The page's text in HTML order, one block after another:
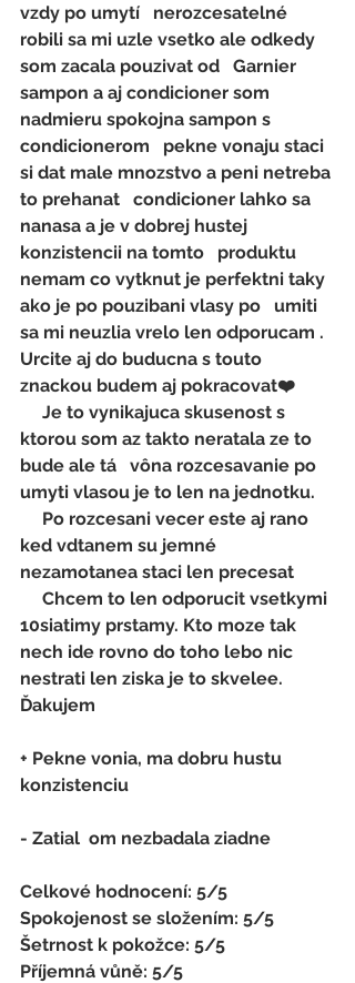
vzdy po umytí   nerozcesatelné
robili sa mi uzle vsetko ale odkedy
som zacala pouzivat od   Garnier
sampon a aj condicioner som
nadmieru spokojna sampon s
condicionerom   pekne vonaju staci
si dat male mnozstvo a peni netreba
to prehanat   condicioner lahko sa
nanasa a je v dobrej hustej
konzistencii na tomto   produktu
nemam co vytknut je perfektni taky
ako je po pouzibani vlasy po   umiti
sa mi neuzlia vrelo len odporucam .
Urcite aj do buducna s touto
znackou budem aj pokracovat❤️
ktorou som az takto neratala ze to
bude ale tá   vôna rozcesavanie po
umyti vlasou je to len na jednotku.
ked vdtanem su jemné
nezamotanea staci len precesat
10siatimy prstamy. Kto moze tak
nech ide rovno do toho lebo nic
nestrati len ziska je to skvelee.
Ďakujem
+ Pekne vonia, ma dobru hustu
konzistenciu
- Zatial  om nezbadala ziadne
Celkové hodnocení: 5/5
Spokojenost se složením: 5/5
Šetrnost k pokožce: 5/5
Příjemná vůně: 5/5